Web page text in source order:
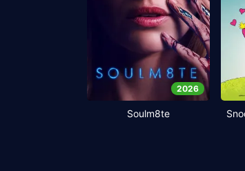
2026
Soulm8te